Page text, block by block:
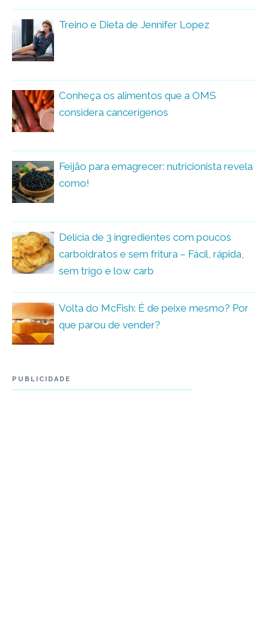
Treino e Dieta de Jennifer Lopez
Conheça os alimentos que a OMS
considera cancerígenos
Feijão para emagrecer: nutricionista revela
como!
Delícia de 3 ingredientes com poucos
carboidratos e sem fritura – Fácil, rápida,
sem trigo e low carb
Volta do McFish: É de peixe mesmo? Por
que parou de vender?
PUBLICIDADE